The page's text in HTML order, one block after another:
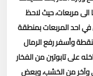
تقسيمها الى مربعات، حيث لاحظ
احد المربعات بمنطقة
وأسفر رفع الرمال
8 أمتار عثر بداخله على تابوتين من الفخار
وآخر من الخشب، وبعض